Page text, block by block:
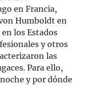
en Francia,
Humboldt en
los Estados
y otros
las
Para ello,
y por dónde